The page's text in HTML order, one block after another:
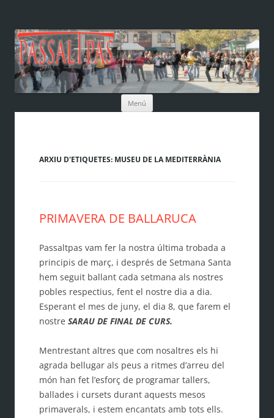
Menú
contingut
ARXIU D'ETIQUETES: MUSEU DE LA MEDITERRÀNIA
PRIMAVERA DE BALLARUCA
Passaltpas vam fer la nostra última trobada a
principis de març, i després de Setmana Santa
hem seguit ballant cada setmana als nostres
pobles respectius, fent el nostre dia a dia.
Esperant el mes de juny, el dia 8, que farem el
nostre SARAU DE FINAL DE CURS.
Mentrestant altres que com nosaltres els hi
agrada bellugar als peus a ritmes d’arreu del
món han fet l’esforç de programar tallers,
ballades i cursets durant aquests mesos
primaverals, i estem encantats amb tots ells.